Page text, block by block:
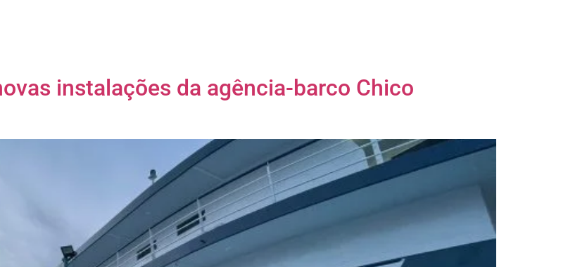
instalações da agência-barco Chico